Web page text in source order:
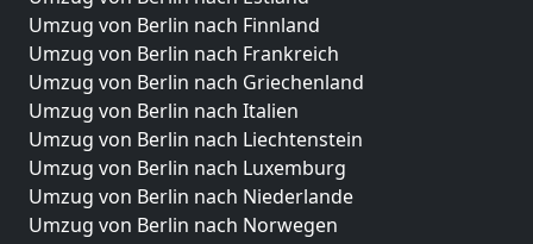
Umzug von Berlin nach Finnland
Umzug von Berlin nach Frankreich
Umzug von Berlin nach Griechenland
Umzug von Berlin nach Italien
Umzug von Berlin nach Liechtenstein
Umzug von Berlin nach Luxemburg
Umzug von Berlin nach Niederlande
Umzug von Berlin nach Norwegen